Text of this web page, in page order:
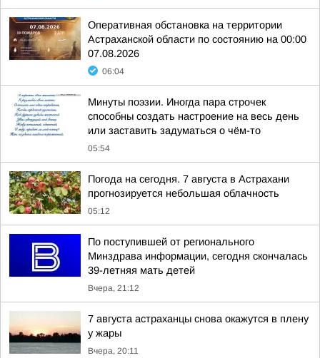
Оперативная обстановка на территории
Астраханской области по состоянию на 00:00
07.08.2026
06:04
Минуты поэзии. Иногда пара строчек
способны создать настроение на весь день
или заставить задуматься о чём-то
05:54
Погода на сегодня. 7 августа в Астрахани
прогнозируется небольшая облачность
05:12
По поступившей от регионального
Минздрава информации, сегодня скончалась
39-летняя мать детей
Вчера, 21:12
7 августа астраханцы снова окажутся в плену
у жары
Вчера, 20:11